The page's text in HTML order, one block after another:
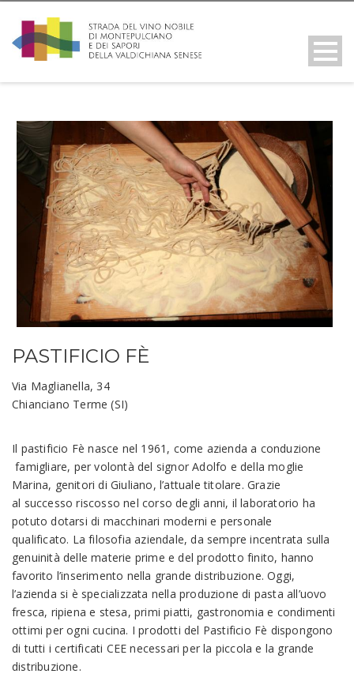
PASTIFICIO FÈ
Via Maglianella, 34
Chianciano Terme (SI)
Il pastificio Fè nasce nel 1961, come azienda a conduzione
famigliare, per volontà del signor Adolfo e della moglie
Marina, genitori di Giuliano, l’attuale titolare. Grazie
al successo riscosso nel corso degli anni, il laboratorio ha
potuto dotarsi di macchinari moderni e personale
qualificato. La filosofia aziendale, da sempre incentrata sulla
genuinità delle materie prime e del prodotto finito, hanno
favorito l’inserimento nella grande distribuzione. Oggi,
l’azienda si è specializzata nella produzione di pasta all’uovo
fresca, ripiena e stesa, primi piatti, gastronomia e condimenti
ottimi per ogni cucina. I prodotti del Pastificio Fè dispongono
di tutti i certificati CEE necessari per la piccola e la grande
distribuzione.